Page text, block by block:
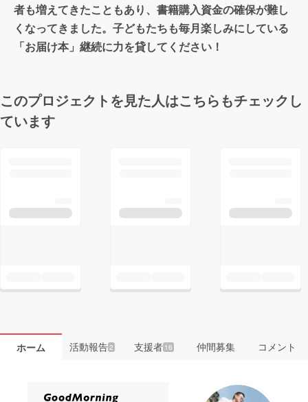
者も増えてきたこともあり、書籍購入資金の確保が難し
くなってきました。子どもたちも毎月楽しみにしている
「お届け本」継続に力を貸してください！
このプロジェクトを見た人はこちらもチェックし
ています
ホーム 活動報告2 支援者 16 仲間募集 コメント